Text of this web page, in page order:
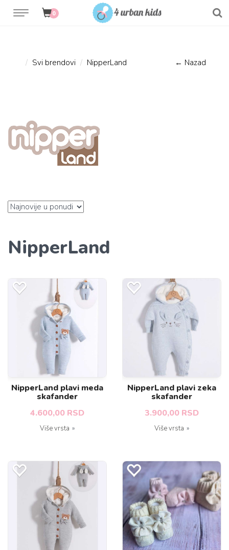
0
Svi brendovi NipperLand ← Nazad
NipperLand
NipperLand plavi meda
skafander
4.600,00 RSD
Više vrsta
NipperLand plavi zeka
skafander
3.900,00 RSD
Više vrsta